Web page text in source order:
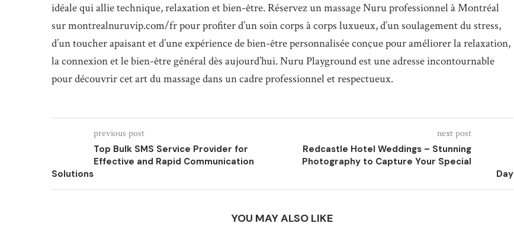
idéale qui allie technique, relaxation et bien-être. Réservez un massage Nuru professionnel à Montréal
sur montrealnuruvip.com/fr pour profiter d’un soin corps à corps luxueux, d’un soulagement du stress,
d’un toucher apaisant et d’une expérience de bien-être personnalisée conçue pour améliorer la relaxation,
la connexion et le bien-être général dès aujourd’hui. Nuru Playground est une adresse incontournable
pour découvrir cet art du massage dans un cadre professionnel et respectueux.
previous post
Top Bulk SMS Service Provider for
Effective and Rapid Communication
Solutions
next post
Redcastle Hotel Weddings – Stunning
Photography to Capture Your Special
Day
YOU MAY ALSO LIKE